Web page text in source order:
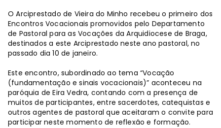
O Arciprestado de Vieira do Minho recebeu o primeiro dos
Encontros Vocacionais promovidos pelo Departamento
de Pastoral para as Vocações da Arquidiocese de Braga,
destinados a este Arciprestado neste ano pastoral, no
passado dia 10 de janeiro.
Este encontro, subordinado ao tema “Vocação
(fundamentação e sinais vocacionais)” aconteceu na
paróquia de Eira Vedra, contando com a presença de
muitos de participantes, entre sacerdotes, catequistas e
outros agentes de pastoral que aceitaram o convite para
participar neste momento de reflexão e formação.